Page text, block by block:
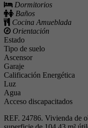
Dormitorios
Baños
Cocina Amueblada
Orientación
Estado
Tipo de suelo
Ascensor
Garaje
Calificación Energética
Luz
Agua
Acceso discapacitados
REF. 24786. Vivienda de